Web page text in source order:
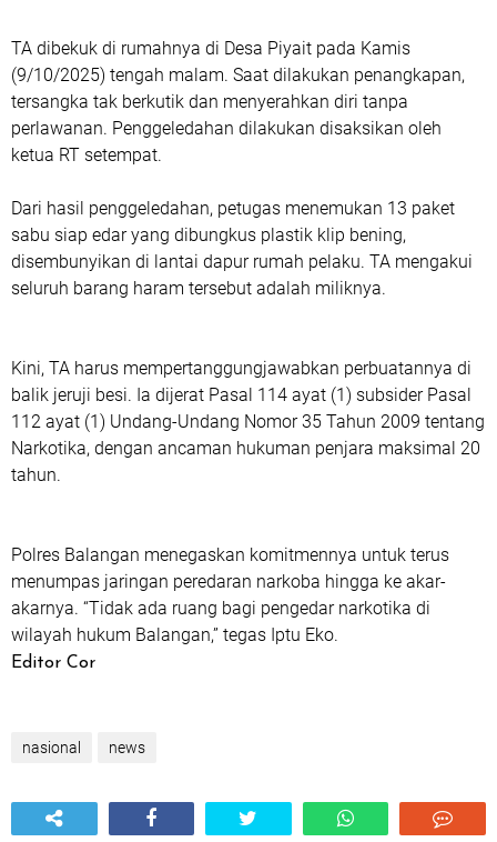
TA dibekuk di rumahnya di Desa Piyait pada Kamis
(9/10/2025) tengah malam. Saat dilakukan penangkapan,
tersangka tak berkutik dan menyerahkan diri tanpa
perlawanan. Penggeledahan dilakukan disaksikan oleh
ketua RT setempat.
Dari hasil penggeledahan, petugas menemukan 13 paket
sabu siap edar yang dibungkus plastik klip bening,
disembunyikan di lantai dapur rumah pelaku. TA mengakui
seluruh barang haram tersebut adalah miliknya.
Kini, TA harus mempertanggungjawabkan perbuatannya di
balik jeruji besi. Ia dijerat Pasal 114 ayat (1) subsider Pasal
112 ayat (1) Undang-Undang Nomor 35 Tahun 2009 tentang
Narkotika, dengan ancaman hukuman penjara maksimal 20
tahun.
Polres Balangan menegaskan komitmennya untuk terus
menumpas jaringan peredaran narkoba hingga ke akar-
akarnya. “Tidak ada ruang bagi pengedar narkotika di
wilayah hukum Balangan,” tegas Iptu Eko.
Editor Cor
nasional news